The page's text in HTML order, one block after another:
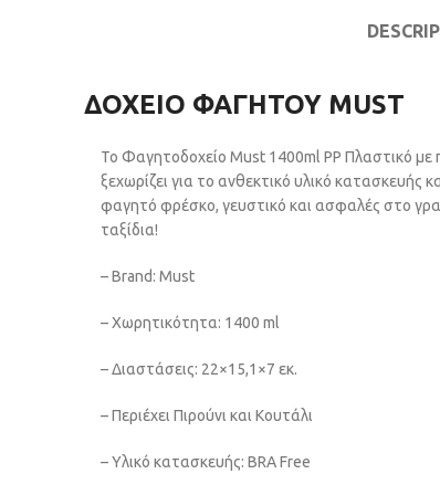
ΔΟΧΕΙΟ ΦΑΓΗΤΟΥ MUST
Το Φαγητοδοχείο Must 1400ml PP Πλαστικό με
ξεχωρίζει για το ανθεκτικό υλικό κατασκευής
φαγητό φρέσκο, γευστικό και ασφαλές στο
ταξίδια!
– Brand: Must
– Χωρητικότητα: 1400 ml
– Διαστάσεις: 22×15,1×7 εκ.
– Περιέχει Πιρούνι και Κουτάλι
– Υλικό κατασκευής: BRA Free